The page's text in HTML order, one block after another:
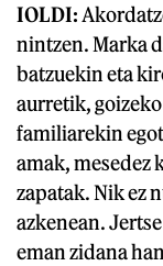
IOLDI:
nintzen. Marka
batzuekin eta
aurretik,
familiarekin
amak, mesedez
zapatak. Nik ez
azkenean.
eman zidana